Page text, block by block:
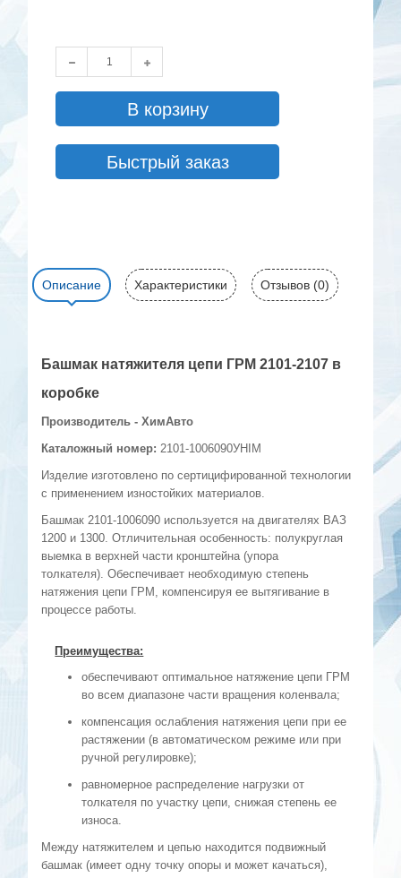
В корзину
Быстрый заказ
Описание Характеристики Отзывов (0)
Башмак натяжителя цепи ГРМ 2101-2107 в
коробке
Производитель - ХимАвто
Каталожный номер: 2101-1006090УHIM
Изделие изготовлено по сертицифированной технологии
с применением изностойких материалов.
Башмак 2101-1006090 используется на двигателях ВАЗ
1200 и 1300. Отличительная особенность: полукруглая
выемка в верхней части кронштейна (упора
толкателя). Обеспечивает необходимую степень
натяжения цепи ГРМ, компенсируя ее вытягивание в
процессе работы.
Преимущества:
обеспечивают оптимальное натяжение цепи ГРМ
во всем диапазоне части вращения коленвала;
компенсация ослабления натяжения цепи при ее
растяжении (в автоматическом режиме или при
ручной регулировке);
равномерное распределение нагрузки от
толкателя по участку цепи, снижая степень ее
износа.
Между натяжителем и цепью находится подвижный
башмак (имеет одну точку опоры и может качаться),